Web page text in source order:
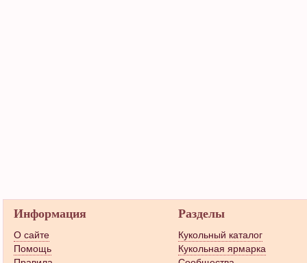
Информация
О сайте
Помощь
Разделы
Кукольный каталог
Кукольная ярмарка